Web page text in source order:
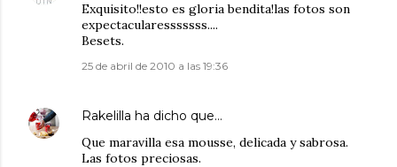
Exquisito!!esto es gloria bendita!las fotos son
expectacularesssssss....
Besets.
25 de abril de 2010 a las 19:36
Rakelilla ha dicho que…
Que maravilla esa mousse, delicada y sabrosa.
Las fotos preciosas.